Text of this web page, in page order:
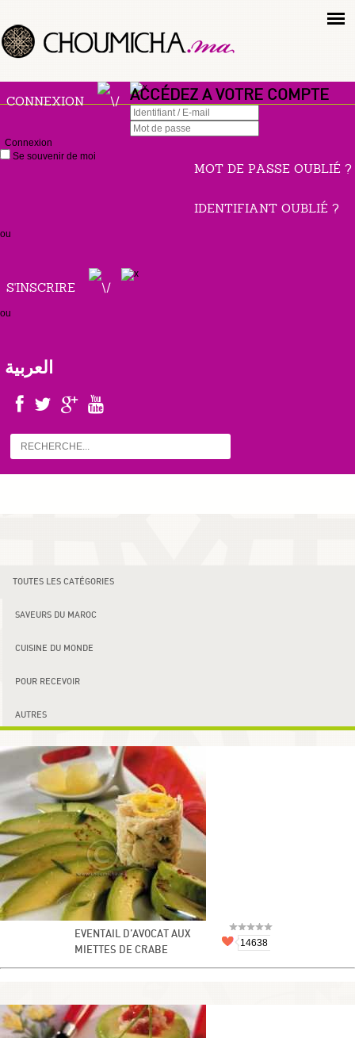
CONNEXION ACCÉDEZ A VOTRE COMPTE
Connexion
Se souvenir de moi
MOT DE PASSE OUBLIÉ ?
IDENTIFIANT OUBLIÉ ?
ou
S'INSCRIRE
ou
العربية
TOUTES LES CATÉGORIES
SAVEURS DU MAROC
CUISINE DU MONDE
POUR RECEVOIR
AUTRES
EVENTAIL D’AVOCAT AUX
MIETTES DE CRABE
14638